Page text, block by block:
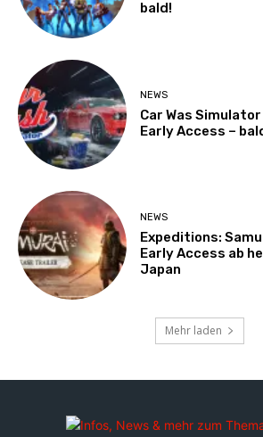
bald!
NEWS
Car Was
Early Access –
NEWS
Expeditions:
Early Access ab
Japan
Mehr laden